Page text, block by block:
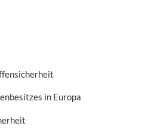
in Europa